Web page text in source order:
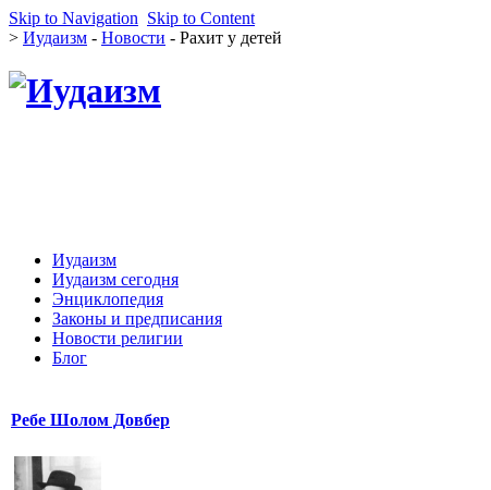
Skip to Navigation Skip to Content
> Иудаизм - Новости - Рахит у детей
Иудаизм
Иудаизм сегодня
Энциклопедия
Законы и предписания
Новости религии
Блог
Ребе Шолом Довбер